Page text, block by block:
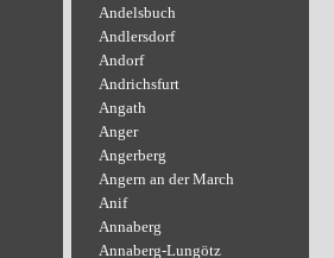
Andelsbuch
Andlersdorf
Andorf
Andrichsfurt
Angath
Anger
Angerberg
Angern an der March
Anif
Annaberg
Annaberg-Lungötz